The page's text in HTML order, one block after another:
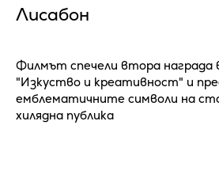
Лисабон
Филмът спечели втора награда
"Изкуство и креативност" и
емблeматичните символи на
хилядна публика